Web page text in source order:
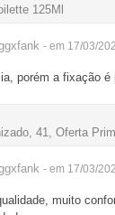
125Ml
- em 17/03/
porém a fixação é
41, Oferta
- em 17/03/
muito